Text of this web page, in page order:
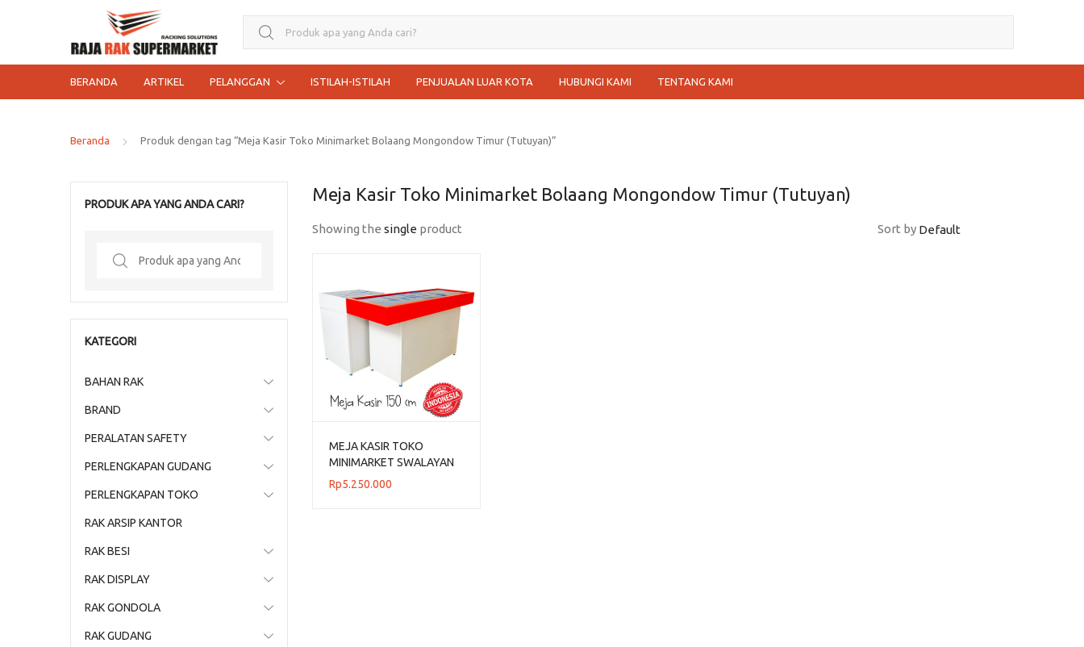
Search for:
BERANDA ARTIKEL PELANGGAN ISTILAH-ISTILAH PENJUALAN LUAR KOTA HUBUNGI KAMI TENTANG KAMI
Beranda Produk dengan tag “Meja Kasir Toko Minimarket Bolaang Mongondow Timur (Tutuyan)”
Meja Kasir Toko Minimarket Bolaang Mongondow Timur (Tutuyan)
Showing the single product Sort by
MEJA KASIR TOKO
MINIMARKET SWALAYAN
BAHAN BESI TIPE MK-05
Rp5.250.000
PRODUK APA YANG ANDA CARI?
Search
KATEGORI
BAHAN RAK
BRAND
PERALATAN SAFETY
PERLENGKAPAN GUDANG
PERLENGKAPAN TOKO
RAK ARSIP KANTOR
RAK BESI
RAK DISPLAY
RAK GONDOLA
RAK GUDANG